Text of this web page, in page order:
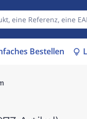
Bestellen lightbulb